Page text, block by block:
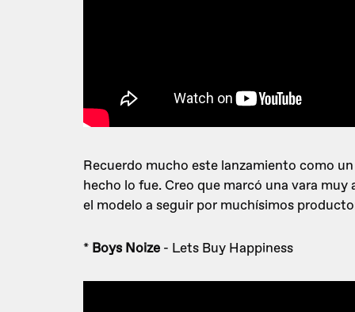
Recuerdo mucho este lanzamiento como
hecho lo fue. Creo que marcó una vara
el modelo a seguir por muchísimos
* Boys Noize - Lets Buy Happiness